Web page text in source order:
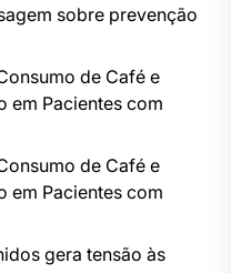
sobre prevenção
de Café e
em Pacientes com
de Café e
em Pacientes com
gera tensão às